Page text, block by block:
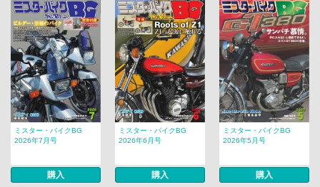
ミスター・バイクBG
2026年7月号
購入
ミスター・バイクBG
2026年6月号
購入
ミスター・バイクBG
2026年5月号
購入